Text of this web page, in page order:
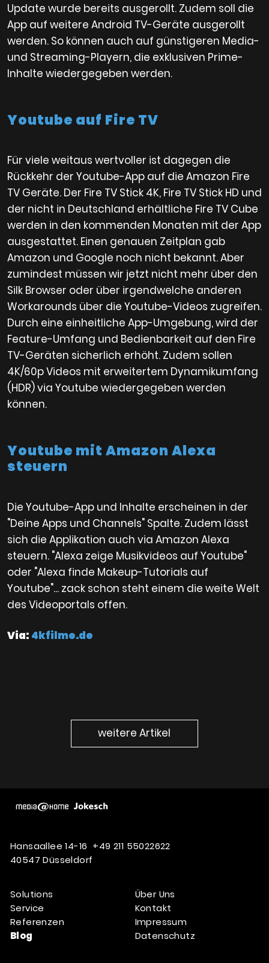
Update wurde bereits ausgerollt. Zudem soll die
App auf weitere Android TV-Geräte ausgerollt
werden. So können auch auf günstigeren Media-
und Streaming-Playern, die exklusiven Prime-
Inhalte wiedergegeben werden.
Youtube auf Fire TV
Für viele weitaus wertvoller ist dagegen die
Rückkehr der Youtube-App auf die Amazon Fire
TV Geräte. Der Fire TV Stick 4K, Fire TV Stick HD und
der nicht in Deutschland erhältliche Fire TV Cube
werden in den kommenden Monaten mit der App
ausgestattet. Einen genauen Zeitplan gab
Amazon und Google noch nicht bekannt. Aber
zumindest müssen wir jetzt nicht mehr über den
Silk Browser oder über irgendwelche anderen
Workarounds über die Youtube-Videos zugreifen.
Durch eine einheitliche App-Umgebung, wird der
Feature-Umfang und Bedienbarkeit auf den Fire
TV-Geräten sicherlich erhöht. Zudem sollen
4K/60p Videos mit erweitertem Dynamikumfang
(HDR) via Youtube wiedergegeben werden
können.
Youtube mit Amazon Alexa
steuern
Die Youtube-App und Inhalte erscheinen in der
"Deine Apps und Channels" Spalte. Zudem lässt
sich die Applikation auch via Amazon Alexa
steuern. "Alexa zeige Musikvideos auf Youtube"
oder "Alexa finde Makeup-Tutorials auf
Youtube"... zack schon steht einem die weite Welt
des Videoportals offen.
Via: 4kfilme.de
weitere Artikel
Hansaallee 14-16
40547 Düsseldorf
+49 211 55022622
Solutions
Service
Referenzen
Blog
Über Uns
Kontakt
Impressum
Datenschutz